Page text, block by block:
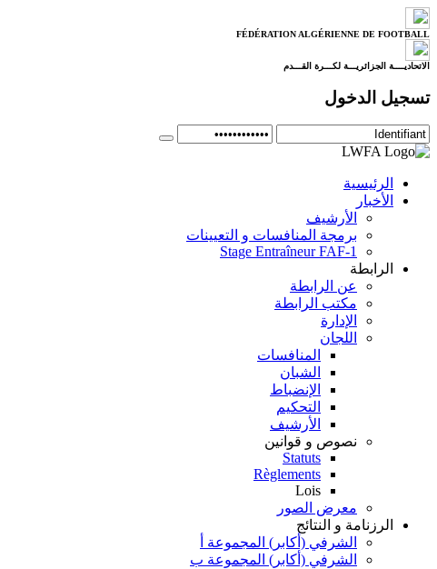
FÉDÉRATION ALGÉRIENNE DE FOOTBALL
الاتحاديــــة الجزائريـــة لكـــرة القـــدم
تسجيل الدخول
الرئيسية
الأخبار
الأرشيف
برمجة المنافسات و التعيينات
Stage Entraîneur FAF-1
الرابطة
عن الرابطة
مكتب الرابطة
الإدارة
اللجان
المنافسات
الشبان
الإنضباط
التحكيم
الأرشيف
نصوص و قوانين
Statuts
Règlements
Lois
معرض الصور
الرزنامة و النتائج
الشرفي (أكابر) المجموعة أ
الشرفي (أكابر) المجموعة ب